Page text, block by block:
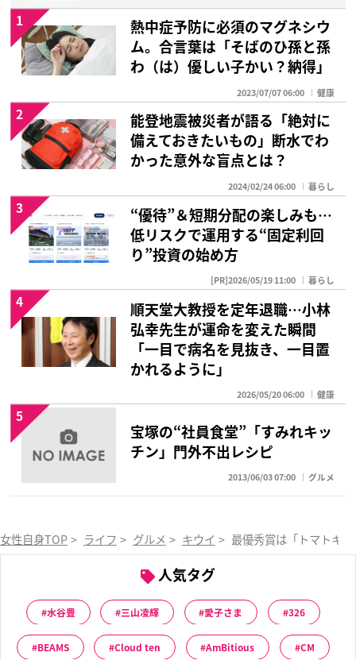
熱中症予防に必須のマグネシウ
ム。合言葉は「そばのひ孫と孫
わ（は）優しい子かい？納得」
2023/07/07 06:00 健康
1
能登地震被災者が語る「絶対に
備えておきたいもの」断水でわ
かった意外な盲点とは？
2024/02/24 06:00 暮らし
2
“優待”＆短期分配の楽しみも…
低リスクで運用する“固定利回
り”投資の始め方
[PR]2026/05/19 11:00 暮らし
3
順天堂大教授を定年退職…小林
弘幸先生が運命を変えた瞬間
「一目で病名を見抜き、一目置
かれるように」
2026/05/20 06:00 健康
4
宝塚の“社員食堂”「すみれキッ
チン」門外不出レシピ
2013/06/03 07:00 グルメ
5
女性自身TOP > ライフ > グルメ > キウイ > 最優秀賞は「トマトキ
人気タグ
水谷豊 三山凌輝 愛子さま 326
BEAMS Cloud ten AmBitious CM